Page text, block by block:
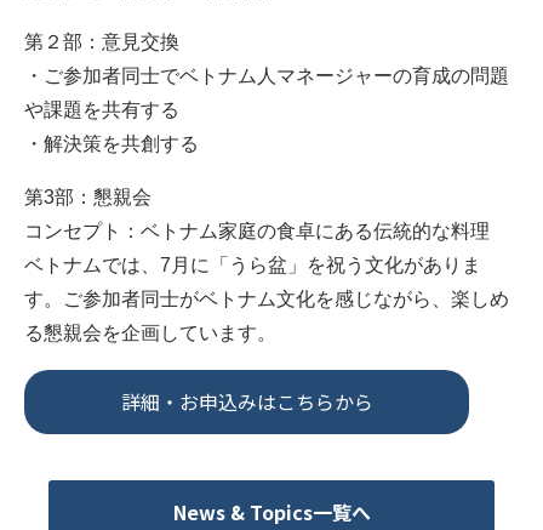
第２部：意見交換
・ご参加者同士でベトナム人マネージャーの育成の問題
や課題を共有する
・解決策を共創する
第3部：懇親会
コンセプト：ベトナム家庭の食卓にある伝統的な料理
ベトナムでは、7月に「うら盆」を祝う文化がありま
す。ご参加者同士がベトナム文化を感じながら、楽しめ
る懇親会を企画しています。
詳細・お申込みはこちらから
News & Topics一覧へ